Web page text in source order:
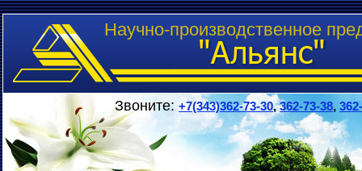
Научно-производственное
Звоните: +7(343)362-73-30,362-73-38,